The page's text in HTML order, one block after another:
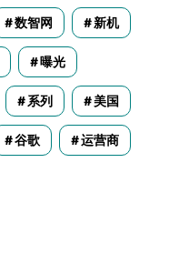
数智网 新机
曝光
系列 美国
谷歌 运营商